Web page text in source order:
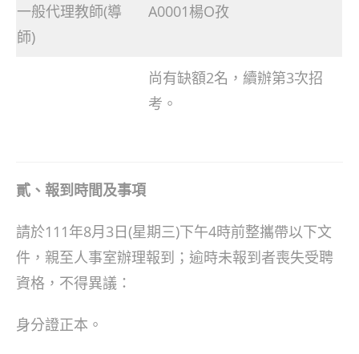
一般代理教師(導
師)
A0001楊O孜
尚有缺額2名，續辦第3次招
考。
貳、報到時間及事項
請於111年8月3日(星期三)下午4時前整攜帶以下文
件，親至人事室辦理報到；逾時未報到者喪失受聘
資格，不得異議：
身分證正本。